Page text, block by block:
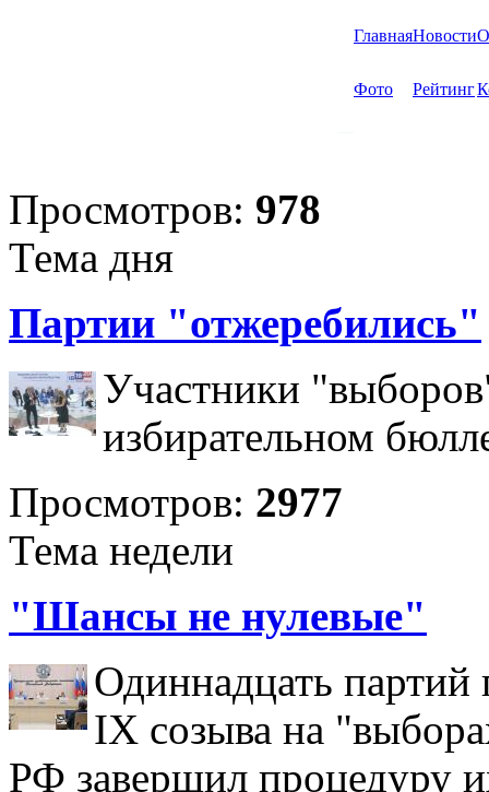
ГлавнаяНовости
Фото Рейтинг
Просмотров: 978
Тема дня
Партии "отжеребились"
Участники
избирательном
Просмотров: 2977
Тема недели
"Шансы не нулевые"
Одиннадцать партий
IX созыва на
РФ завершил процедуру